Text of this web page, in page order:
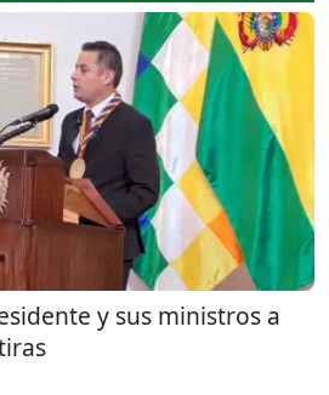
y sus ministros a